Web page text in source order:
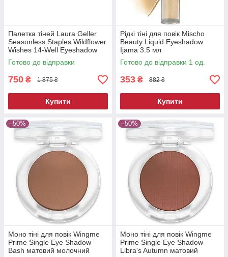
Палетка тіней Laura Geller
Seasonless Staples Wildflower
Wishes 14-Well Eyeshadow
Palette 14 г
Готово до відправки
750 ₴ 1 875 ₴
Купити
Рідкі тіні для повік Mischo
Beauty Liquid Eyeshadow
Ijama 3.5 мл
Готово до відправки 1 од.
353 ₴ 882 ₴
Купити
–50%
Моно тіні для повік Wingme
Prime Single Eye Shadow
Bash матовий молочний
–50%
Моно тіні для повік Wingme
Prime Single Eye Shadow
Libra's Autumn матовий